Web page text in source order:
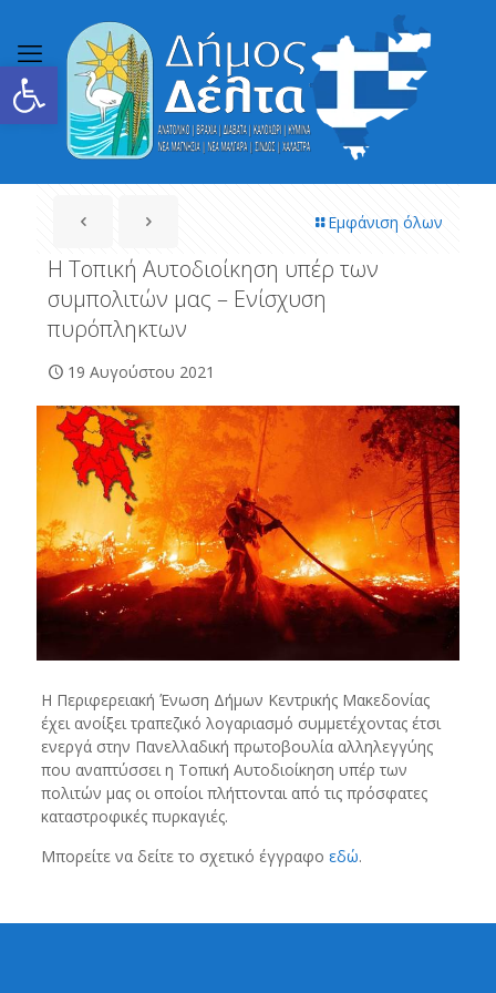
Ανοίξτε τη γραμμή εργαλείων
Εμφάνιση όλων
Η Τοπική Αυτοδιοίκηση υπέρ των
συμπολιτών μας – Ενίσχυση
πυρόπληκτων
19 Αυγούστου 2021
Η Περιφερειακή Ένωση Δήμων Κεντρικής Μακεδονίας
έχει ανοίξει τραπεζικό λογαριασμό συμμετέχοντας έτσι
ενεργά στην Πανελλαδική πρωτοβουλία αλληλεγγύης
που αναπτύσσει η Τοπική Αυτοδιοίκηση υπέρ των
πολιτών μας οι οποίοι πλήττονται από τις πρόσφατες
καταστροφικές πυρκαγιές.
Μπορείτε να δείτε το σχετικό έγγραφο εδώ.